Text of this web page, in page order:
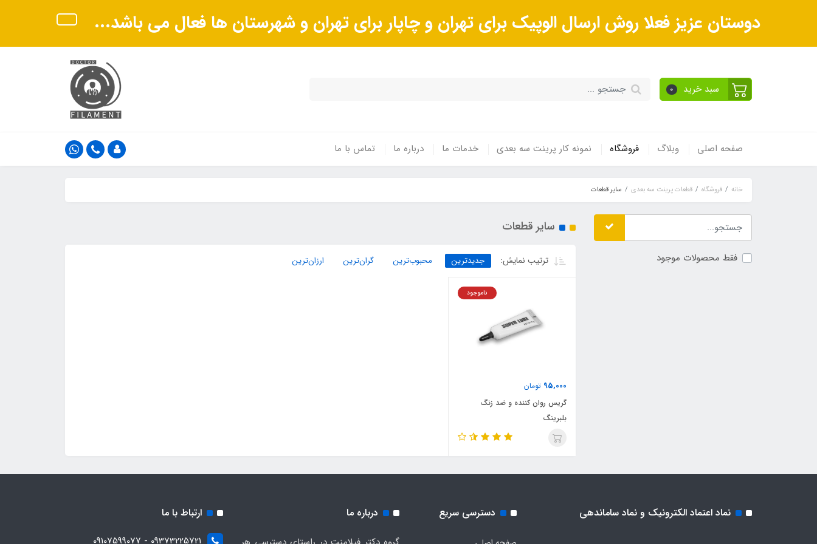
دوستان عزیز فعلا روش ارسال الوپیک برای تهران و چاپار برای تهران و شهرستان ها فعال می باشد...
سبد خرید 0
صفحه اصلی وبلاگ فروشگاه نمونه کار پرینت سه بعدی خدمات ما درباره ما تماس با ما
خانه فروشگاه قطعات پرینت سه بعدی سایر قطعات
فقط محصولات موجود
سایر قطعات
ترتیب نمایش: جدیدترین محبوب‌ترین گران‌ترین ارزان‌ترین
95,000 تومان
ناموجود
گریس روان کننده و ضد زنگ
بلبرینگ
نماد اعتماد الکترونیک و نماد ساماندهی دسترسی سریع درباره ما ارتباط با ما
09373225721 - 09107599077